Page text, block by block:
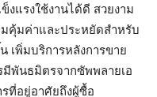
แรงใช้งานได้ดี สวยงาม
มคุ้มค่าและประหยัดสำหรับ
เพิ่มบริการหลังการขาย
พันธมิตรจากซัพพลายเอ
รที่อยู่อาศัยถึงผู้ซื้อ